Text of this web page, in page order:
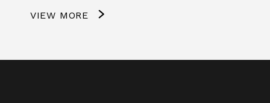
VIEW MORE